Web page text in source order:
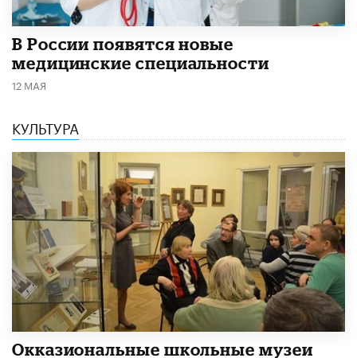
В России появятся новые
медицинские специальности
12 МАЯ
КУЛЬТУРА
​Окказиональные школьные музеи